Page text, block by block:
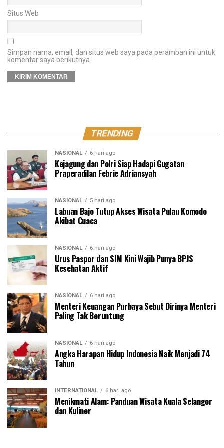
Situs Web
Simpan nama, email, dan situs web saya pada peramban ini untuk
komentar saya berikutnya.
TRENDING
NASIONAL 6 hari ago
Kejagung dan Polri Siap Hadapi Gugatan
Praperadilan Febrie Adriansyah
NASIONAL 5 hari ago
Labuan Bajo Tutup Akses Wisata Pulau Komodo
Akibat Cuaca
NASIONAL 6 hari ago
Urus Paspor dan SIM Kini Wajib Punya BPJS
Kesehatan Aktif
NASIONAL 6 hari ago
Menteri Keuangan Purbaya Sebut Dirinya Menteri
Paling Tak Beruntung
NASIONAL 6 hari ago
Angka Harapan Hidup Indonesia Naik Menjadi 74
Tahun
INTERNATIONAL 6 hari ago
Menikmati Alam: Panduan Wisata Kuala Selangor
dan Kuliner